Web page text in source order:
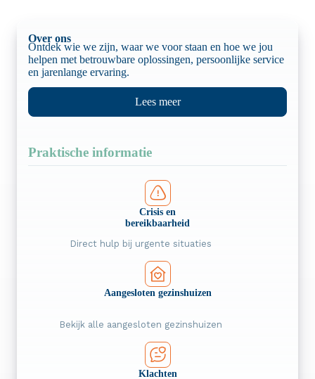
Over ons
Ontdek wie we zijn, waar we voor staan en hoe we jou
helpen met betrouwbare oplossingen, persoonlijke service
en jarenlange ervaring.
Lees meer
Praktische informatie
Crisis en
bereik­baarheid
Direct hulp bij urgente situaties
Aangesloten gezinshuizen
Bekijk alle aangesloten gezinshuizen
Klachten